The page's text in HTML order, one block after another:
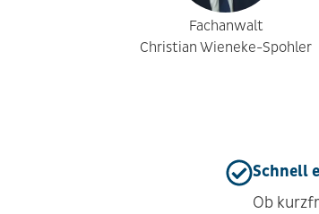
Fachanwalt
Christian Wieneke-Spohler
Schnell
Ob